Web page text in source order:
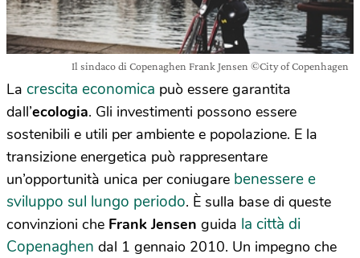
Il sindaco di Copenaghen Frank Jensen ©City of Copenhagen
La crescita economica può essere garantita
dall’ecologia. Gli investimenti possono essere
sostenibili e utili per ambiente e popolazione. E la
transizione energetica può rappresentare
un’opportunità unica per coniugare benessere e
sviluppo sul lungo periodo. È sulla base di queste
convinzioni che Frank Jensen guida la città di
Copenaghen dal 1 gennaio 2010. Un impegno che